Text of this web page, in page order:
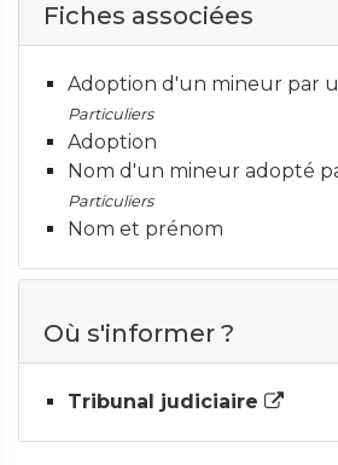
Fiches associées
Adoption d'un mineur par
Particuliers
Adoption
Nom d'un mineur adopté
Particuliers
Nom et prénom
Où s'informer ?
Tribunal judiciaire